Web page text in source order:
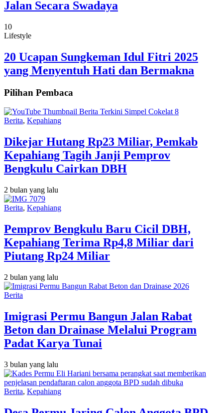
Jalan Secara Swadaya
10
Lifestyle
20 Ucapan Sungkeman Idul Fitri 2025
yang Menyentuh Hati dan Bermakna
Pilihan Pembaca
Berita, Kepahiang
Dikejar Hutang Rp23 Miliar, Pemkab
Kepahiang Tagih Janji Pemprov
Bengkulu Cairkan DBH
2 bulan yang lalu
Berita, Kepahiang
Pemprov Bengkulu Baru Cicil DBH,
Kepahiang Terima Rp4,8 Miliar dari
Piutang Rp24 Miliar
2 bulan yang lalu
Berita
Imigrasi Permu Bangun Jalan Rabat
Beton dan Drainase Melalui Program
Padat Karya Tunai
3 bulan yang lalu
Berita, Kepahiang